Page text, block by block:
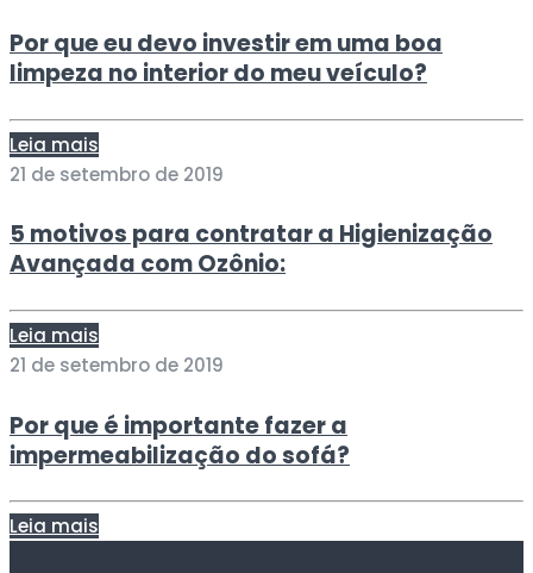
Por que eu devo investir em uma boa
limpeza no interior do meu veículo?
Leia mais
21 de setembro de 2019
5 motivos para contratar a Higienização
Avançada com Ozônio:
Leia mais
21 de setembro de 2019
Por que é importante fazer a
impermeabilização do sofá?
Leia mais